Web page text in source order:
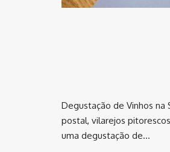
Degustação de Vinhos na
postal, vilarejos
uma degustação de…